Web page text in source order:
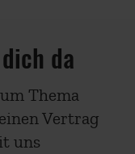
da
Thema
Vertrag
uns